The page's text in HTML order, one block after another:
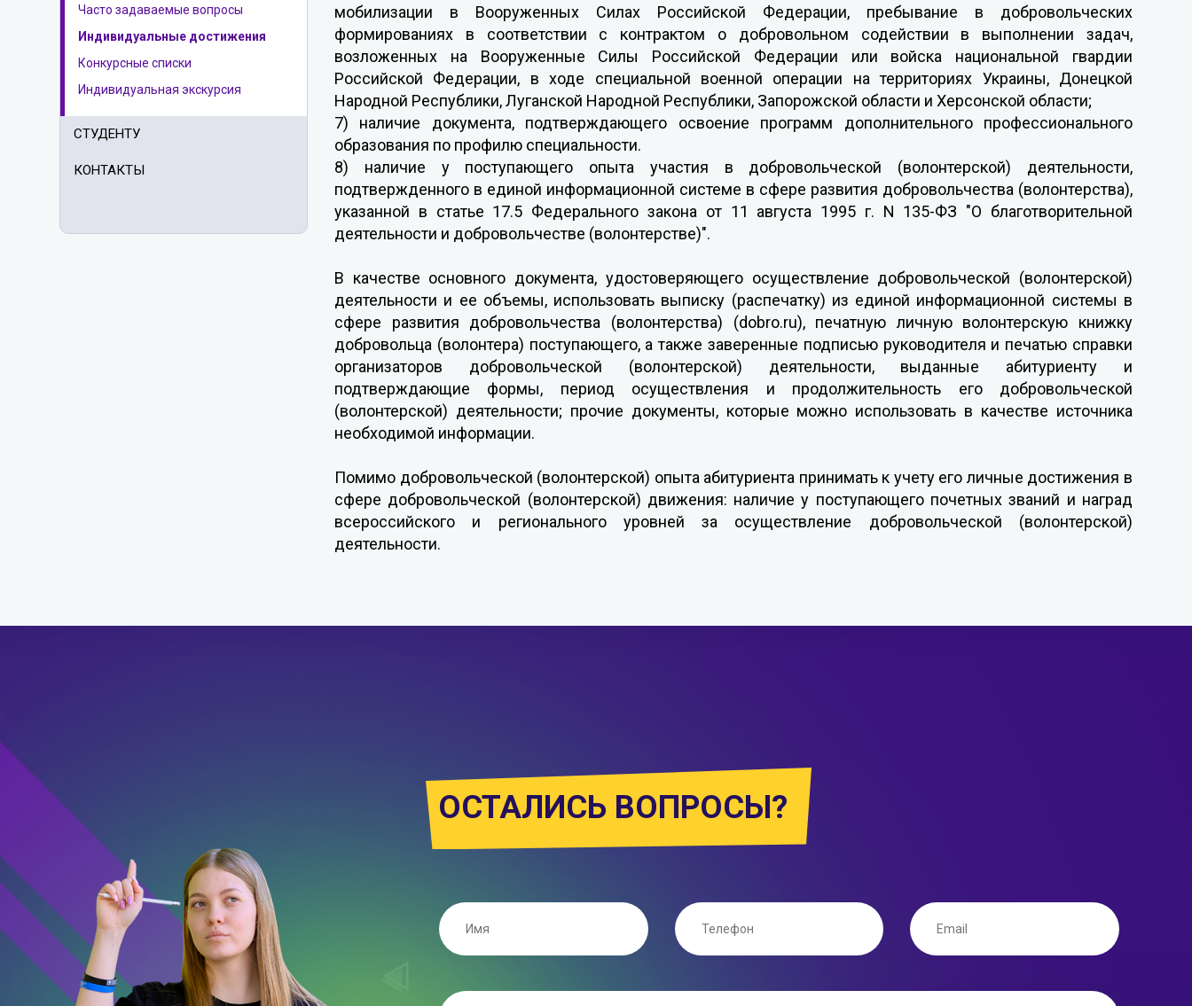
Часто задаваемые вопросы
Индивидуальные достижения
Конкурсные списки
Индивидуальная экскурсия
СТУДЕНТУ
КОНТАКТЫ
мобилизации в Вооруженных Силах Российской Федерации, пребывание в добровольческих
формированиях в соответствии с контрактом о добровольном содействии в выполнении задач,
возложенных на Вооруженные Силы Российской Федерации или войска национальной гвардии
Российской Федерации, в ходе специальной военной операции на территориях Украины, Донецкой
Народной Республики, Луганской Народной Республики, Запорожской области и Херсонской области;
7) наличие документа, подтверждающего освоение программ дополнительного профессионального
образования по профилю специальности.
8) наличие у поступающего опыта участия в добровольческой (волонтерской) деятельности,
подтвержденного в единой информационной системе в сфере развития добровольчества (волонтерства),
указанной в статье 17.5 Федерального закона от 11 августа 1995 г. N 135-ФЗ "О благотворительной
деятельности и добровольчестве (волонтерстве)".
В качестве основного документа, удостоверяющего осуществление добровольческой (волонтерской)
деятельности и ее объемы, использовать выписку (распечатку) из единой информационной системы в
сфере развития добровольчества (волонтерства) (dobro.ru), печатную личную волонтерскую книжку
добровольца (волонтера) поступающего, а также заверенные подписью руководителя и печатью справки
организаторов добровольческой (волонтерской) деятельности, выданные абитуриенту и
подтверждающие формы, период осуществления и продолжительность его добровольческой
(волонтерской) деятельности; прочие документы, которые можно использовать в качестве источника
необходимой информации.
Помимо добровольческой (волонтерской) опыта абитуриента принимать к учету его личные достижения в
сфере добровольческой (волонтерской) движения: наличие у поступающего почетных званий и наград
всероссийского и регионального уровней за осуществление добровольческой (волонтерской)
деятельности.
ОСТАЛИСЬ ВОПРОСЫ?